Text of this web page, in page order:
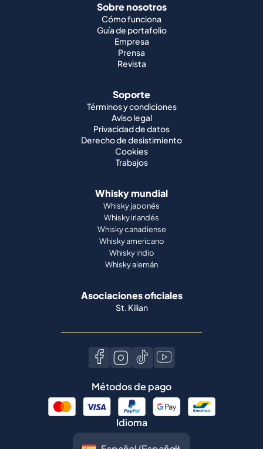
Sobre nosotros
Cómo funciona
Guía de portafolio
Empresa
Prensa
Revista
Soporte
Términos y condiciones
Aviso legal
Privacidad de datos
Derecho de desistimiento
Cookies
Trabajos
Whisky mundial
Whisky japonés
Whisky irlandés
Whisky canadiense
Whisky americano
Whisky indio
Whisky alemán
Asociaciones oficiales
St. Kilian
Métodos de pago
Idioma